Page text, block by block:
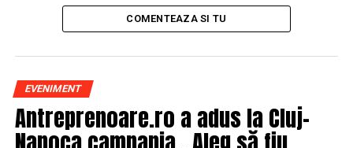
COMENTEAZA SI TU
EVENIMENT
Antreprenoare.ro a adus la Cluj-